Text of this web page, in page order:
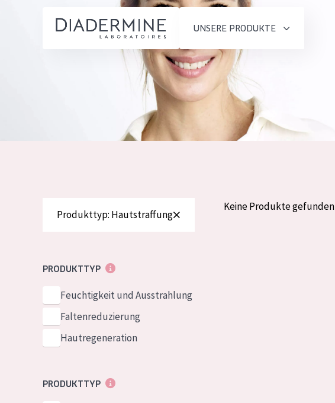
UNSERE PRODUKTE
PRODUKTTYP
Tagescreme
Nachtcreme
Spanish
Greek
Produkttyp: Hautstraffung
PRODUKTTYP
Feuchtigkeit und Ausstrahlung
Faltenreduzierung
Hautregeneration
PRODUKTTYP
Keine Produkte gefunden